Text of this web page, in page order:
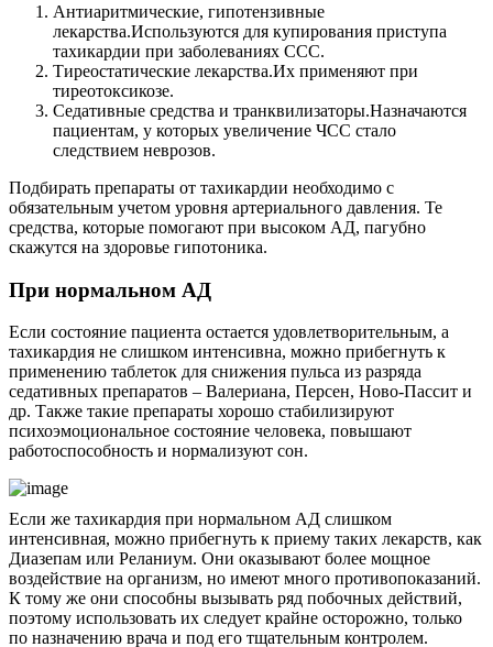
Антиаритмические, гипотензивные
лекарства.Используются для купирования приступа
тахикардии при заболеваниях ССС.
Тиреостатические лекарства.Их применяют при
тиреотоксикозе.
Седативные средства и транквилизаторы.Назначаются
пациентам, у которых увеличение ЧСС стало
следствием неврозов.
Подбирать препараты от тахикардии необходимо с
обязательным учетом уровня артериального давления. Те
средства, которые помогают при высоком АД, пагубно
скажутся на здоровье гипотоника.
При нормальном АД
Если состояние пациента остается удовлетворительным, а
тахикардия не слишком интенсивна, можно прибегнуть к
применению таблеток для снижения пульса из разряда
седативных препаратов – Валериана, Персен, Ново-Пассит и
др. Также такие препараты хорошо стабилизируют
психоэмоциональное состояние человека, повышают
работоспособность и нормализуют сон.
Если же тахикардия при нормальном АД слишком
интенсивная, можно прибегнуть к приему таких лекарств, как
Диазепам или Реланиум. Они оказывают более мощное
воздействие на организм, но имеют много противопоказаний.
К тому же они способны вызывать ряд побочных действий,
поэтому использовать их следует крайне осторожно, только
по назначению врача и под его тщательным контролем.